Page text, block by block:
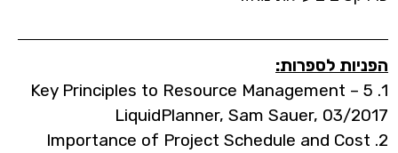
הפניות לספרות:
1. 5 Key Principles to Resource Management –
LiquidPlanner, Sam Sauer, 03/2017
2. Importance of Project Schedule and Cost